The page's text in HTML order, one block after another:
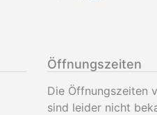
Öffnungszeiten
Die Öffnungszeiten
sind leider nicht